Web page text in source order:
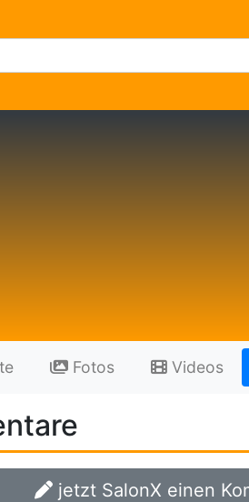
Fotos Videos
jetzt SalonX einen